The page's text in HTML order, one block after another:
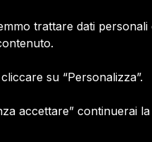
Chi siamo
Contatti
Termini e Condizioni
Gestione consensi e
trattare dati
su “Personalizza”.
accettare” continuerai